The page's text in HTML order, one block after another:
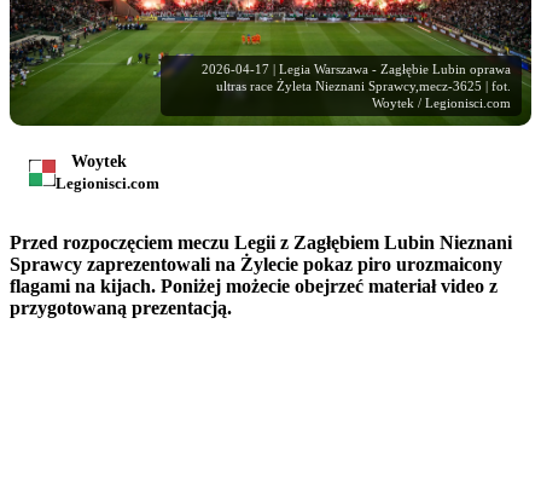
2026-04-17 | Legia Warszawa - Zagłębie Lubin oprawa
ultras race Żyleta Nieznani Sprawcy,mecz-3625 | fot.
Woytek / Legionisci.com
Woytek
Legionisci.com
Przed rozpoczęciem meczu Legii z Zagłębiem Lubin Nieznani
Sprawcy zaprezentowali na Żylecie pokaz piro urozmaicony
flagami na kijach. Poniżej możecie obejrzeć materiał video z
przygotowaną prezentacją.